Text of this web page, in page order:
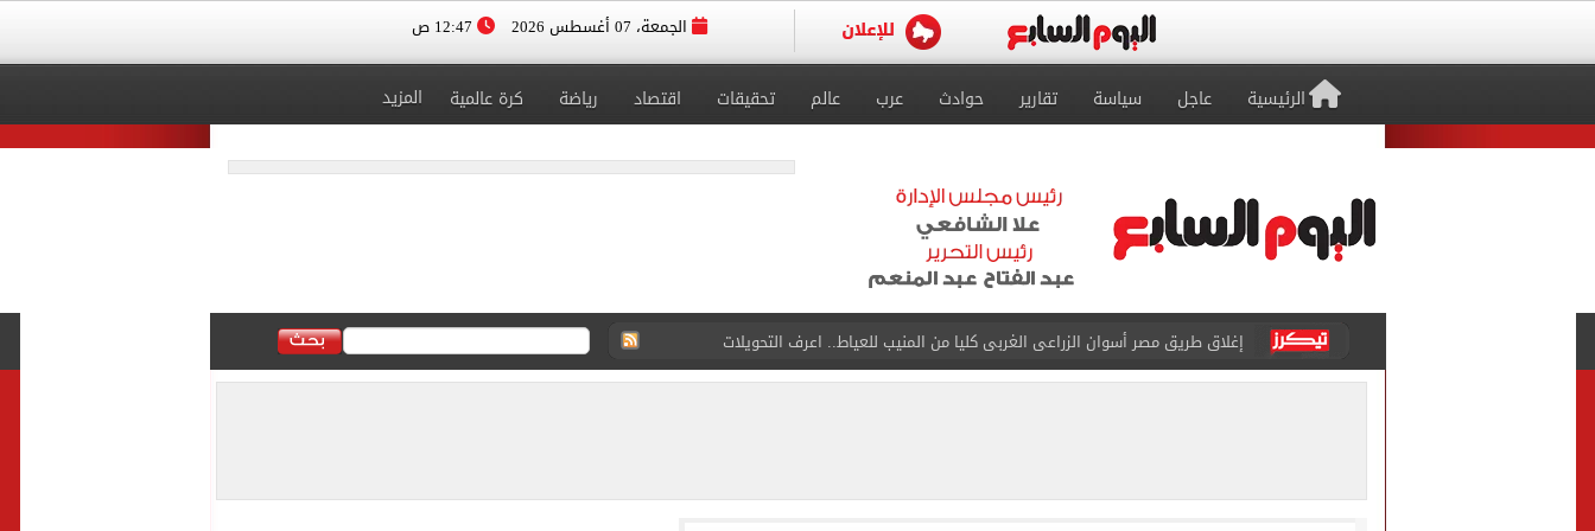
الجمعة، 07 أغسطس 2026
الرئيسية عاجل سياسة تقارير حوادث عرب عالم تحقيقات اقتصاد رياضة كرة عالمية المزيد
محمد صلاح يظهر على تليفزيون اليوم السابع فى حفل تقديمه باستاد طرابزون.. فيديو
أسعار الذهب في مصر تتراجع.. وعيار 21 يسجل هذا الرقم
محمد هنيدي فى رسالة مؤثرة بعد وفاة شقيقه: إمبارح فقدت أخ وكان حواليا ألف أخ